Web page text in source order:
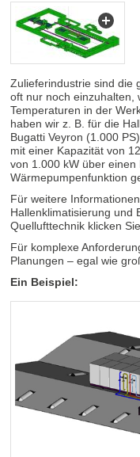
Zulieferindustrie sind die
oft nur noch einzuhalten,
Temperaturen in der
haben wir z. B. für die
Bugatti Veyron (1.000
mit einer Kapazität von
von 1.000 kW über einen
Wärmepumpenfunktion
Für weitere
Hallenklimatisierung und
Quellufttechnik klicken
Für komplexe
Planungen – egal wie
Ein Beispiel: